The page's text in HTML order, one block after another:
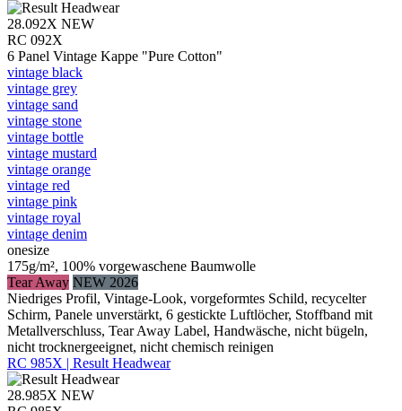
28.092X NEW
RC 092X
6 Panel Vintage Kappe "Pure Cotton"
vintage black
vintage grey
vintage sand
vintage stone
vintage bottle
vintage mustard
vintage orange
vintage red
vintage pink
vintage royal
vintage denim
onesize
175g/m², 100% vorgewaschene Baumwolle
Tear Away NEW 2026
Niedriges Profil, Vintage-Look, vorgeformtes Schild, recycelter
Schirm, Panele unverstärkt, 6 gestickte Luftlöcher, Stoffband mit
Metallverschluss, Tear Away Label, Handwäsche, nicht bügeln,
nicht trocknergeeignet, nicht chemisch reinigen
RC 985X | Result Headwear
28.985X NEW